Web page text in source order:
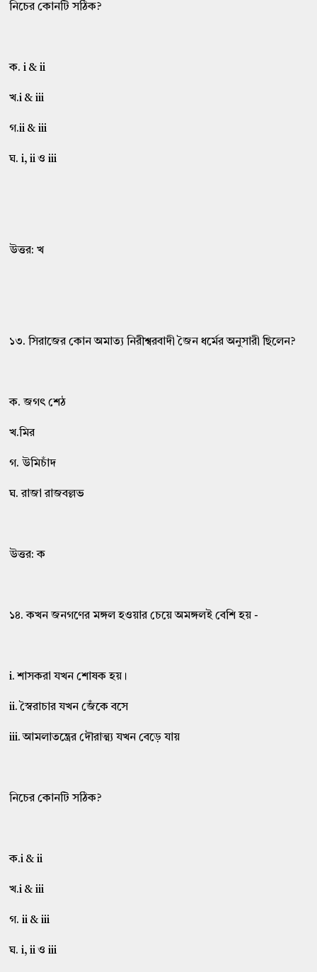
নিচের কোনটি সঠিক?
ক. i & ii
খ.i & iii
গ.ii & iii
ঘ. i, ii ও iii
উত্তর: খ
১৩. সিরাজের কোন অমাত্য নিরীশ্বরবাদী জৈন ধর্মের অনুসারী ছিলেন?
ক. জগৎ শেঠ
খ.মির
গ. উমিচাঁদ
ঘ. রাজা রাজবল্লভ
উত্তর: ক
১৪. কখন জনগণের মঙ্গল হওয়ার চেয়ে অমঙ্গলই বেশি হয় -
i. শাসকরা যখন শোষক হয়।
ii. স্বৈরাচার যখন জেঁকে বসে
iii. আমলাতন্ত্রের দৌরাত্ম্য যখন বেড়ে যায়
নিচের কোনটি সঠিক?
ক.i & ii
খ.i & iii
গ. ii & iii
ঘ. i, ii ও iii